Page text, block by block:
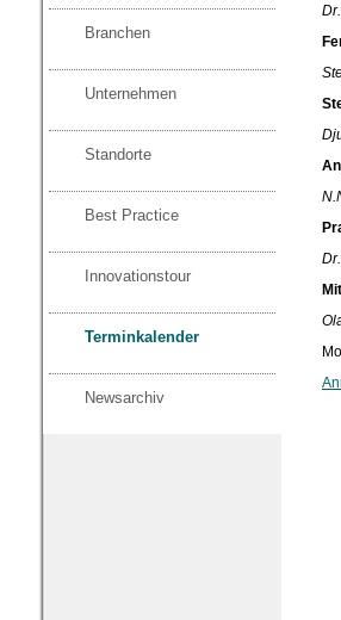
Branchen
Unternehmen
Standorte
Best Practice
Innovationstour
Terminkalender
Newsarchiv